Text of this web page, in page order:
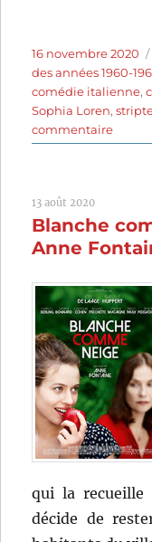
Publié
le
16 novembre 2020
des années 1960-
comédie italienne,
Sophia Loren,
commentairesur
Hier,
(1963)
de
De
Sica
13 août 2020
Blanche
Anne
qui la recueille
décide de